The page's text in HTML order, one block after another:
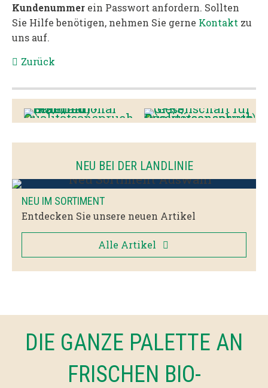
Kundenummer ein Passwort anfordern. Sollten
Sie Hilfe benötigen, nehmen Sie gerne Kontakt zu
uns auf.
Zurück
NEU BEI DER LANDLINIE
NEU IM SORTIMENT
Entdecken Sie unsere neuen Artikel
Alle Artikel
DIE GANZE PALETTE AN
FRISCHEN BIO-